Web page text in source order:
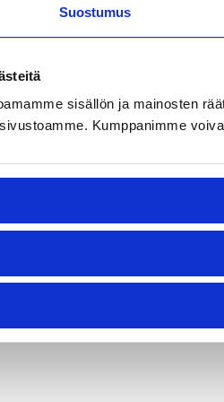
Suostumus
sisällön ja mainosten
Kumppanimme